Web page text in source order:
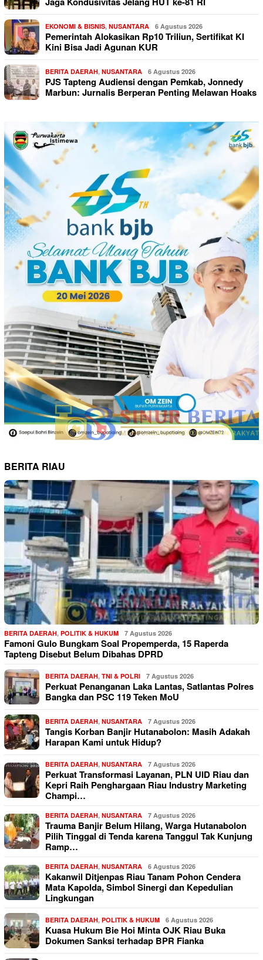
EKONOMI & BISNIS, NUSANTARA 6 Agustus 2026
Pemerintah Alokasikan Rp10 Triliun, Sertifikat KI
Kini Bisa Jadi Agunan KUR
BERITA DAERAH, NUSANTARA 6 Agustus 2026
PJS Tapteng Audiensi dengan Pemkab, Jonnedy
Marbun: Jurnalis Berperan Penting Melawan Hoaks
BERITA RIAU
BERITA DAERAH, POLITIK & HUKUM 7 Agustus 2026
Famoni Gulo Bungkam Soal Propemperda, 15 Raperda
Tapteng Disebut Belum Dibahas DPRD
BERITA DAERAH, TNI & POLRI 7 Agustus 2026
Perkuat Penanganan Laka Lantas, Satlantas Polres
Bangka dan PSC 119 Teken MoU
BERITA DAERAH, NUSANTARA 7 Agustus 2026
Tangis Korban Banjir Hutanabolon: Masih Adakah
Harapan Kami untuk Hidup?
BERITA DAERAH, NUSANTARA 7 Agustus 2026
Perkuat Transformasi Layanan, PLN UID Riau dan
Kepri Raih Penghargaan Riau Industry Marketing
Champi…
BERITA DAERAH, NUSANTARA 7 Agustus 2026
Trauma Banjir Belum Hilang, Warga Hutanabolon
Pilih Tinggal di Tenda karena Tanggul Tak Kunjung
Ramp…
BERITA DAERAH, NUSANTARA 6 Agustus 2026
Kakanwil Ditjenpas Riau Tanam Pohon Cendera
Mata Kapolda, Simbol Sinergi dan Kepedulian
Lingkungan
BERITA DAERAH, POLITIK & HUKUM 6 Agustus 2026
Kuasa Hukum Bie Hoi Minta OJK Riau Buka
Dokumen Sanksi terhadap BPR Fianka